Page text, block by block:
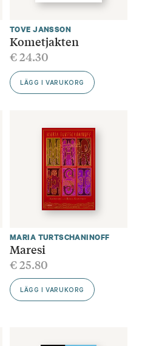
TOVE JANSSON
Kometjakten
€24.30
LÄGG I VARUKORG
MARIA TURTSCHANINOFF
Maresi
€25.80
LÄGG I VARUKORG